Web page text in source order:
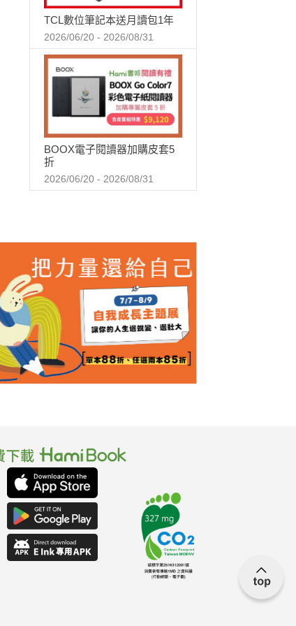
TCL數位筆記本送月讀包1年
2026/06/20 - 2026/08/31
BOOX電子閱讀器加購皮套5
折
2026/06/20 - 2026/08/31